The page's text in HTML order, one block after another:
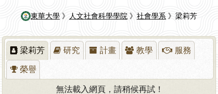
東華大學 》 人文社會科學學院 》 社會學系 》梁莉芳
梁莉芳 研究 計畫 教學 服務
榮譽
無法載入網頁，請稍候再試！